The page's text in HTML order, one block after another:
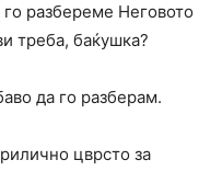
разбереме Неговото
треба, баќушка?
да го разберам.
цврсто за